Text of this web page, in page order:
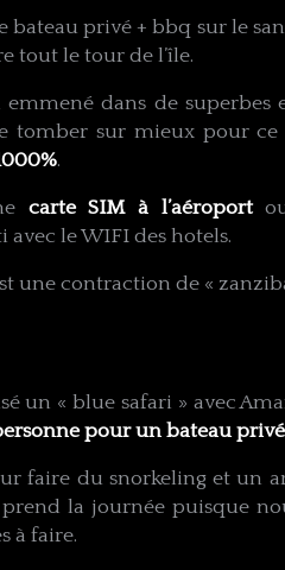
bateau privé + bbq sur le
tout le tour de l’île.
dans de
tomber sur mieux pour ce
.
carte SIM à l’aéroportou
avec le WIFI des hotels.
une contraction de «
un « blue safari » avec
pour un bateau
faire du snorkeling et un
la journée puisque
à faire.